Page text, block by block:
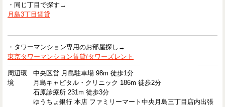
・同じ丁目で探す→
月島3丁目賃貸
・タワーマンション専用のお部屋探し→
東京タワーマンション賃貸/タワーズレント
周辺環
境
中央区営 月島駐車場 98m 徒歩1分
月島キャピタル・クリニック 186m 徒歩2分
石原診療所 231m 徒歩3分
ゆうちょ銀行 本店 ファミリーマート中央月島三丁目店内出張